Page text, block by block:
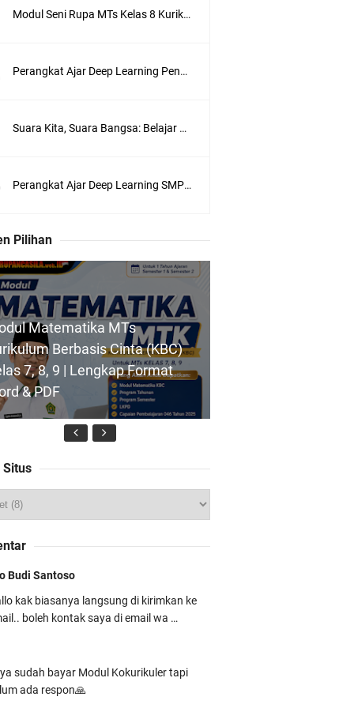
Modul Seni Rupa MTs Kelas 8 Kurikulum Berbasis Cinta (KBC) Terlengkap Semester 1 dan 2
Perangkat Ajar Deep Learning Pendidikan Pancasila SMA/MA Kelas X, XI, XII Lengkap
Suara Kita, Suara Bangsa: Belajar Menyampaikan Aspirasi dengan Bijak
Perangkat Ajar Deep Learning SMP Pendidikan Pancasila Kelas 7, 8, 9 Lengkap CP 046/H/KR/2025
Pilihan
Matematika MTs
Berbasis Cinta (KBC)
7, 8, 9 | Lengkap Format
& PDF
Ajar SKI MTs Kelas 7
Siap Pakai
Mengajar Tanpa Ribet!
Modul Ajar PJOK MTs
7 Kurikulum Berbasis Cinta
Situs
Budi Santoso
kak biasanya langsung di kirimkan ke
boleh kontak saya di email wa …
sudah bayar Modul Kokurikuler tapi
ada respon🙏